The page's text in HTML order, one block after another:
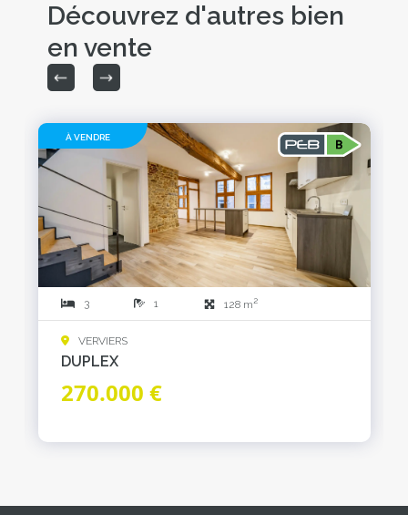
Découvrez d'autres bien
en vente
À VENDRE
3 1 128 m2
VERVIERS
DUPLEX
270.000 €